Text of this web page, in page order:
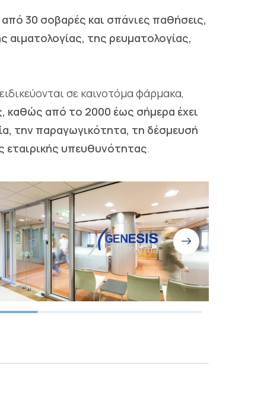
30 σοβαρές και σπάνιες παθήσεις,
αιματολογίας, της ρευματολογίας,
σε καινοτόμα φάρμακα,
καθώς από το 2000 έως σήμερα έχει
την παραγωγικότητα, τη δέσμευσή
εταιρικής υπευθυνότητας.